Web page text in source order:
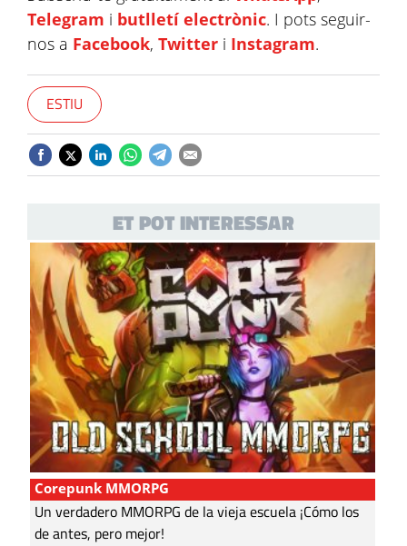
Telegram i butlletí electrònic. I pots seguir-
nos a Facebook, Twitter i Instagram.
ESTIU
ET POT INTERESSAR
Corepunk MMORPG
Un verdadero MMORPG de la vieja escuela ¡Cómo los
de antes, pero mejor!